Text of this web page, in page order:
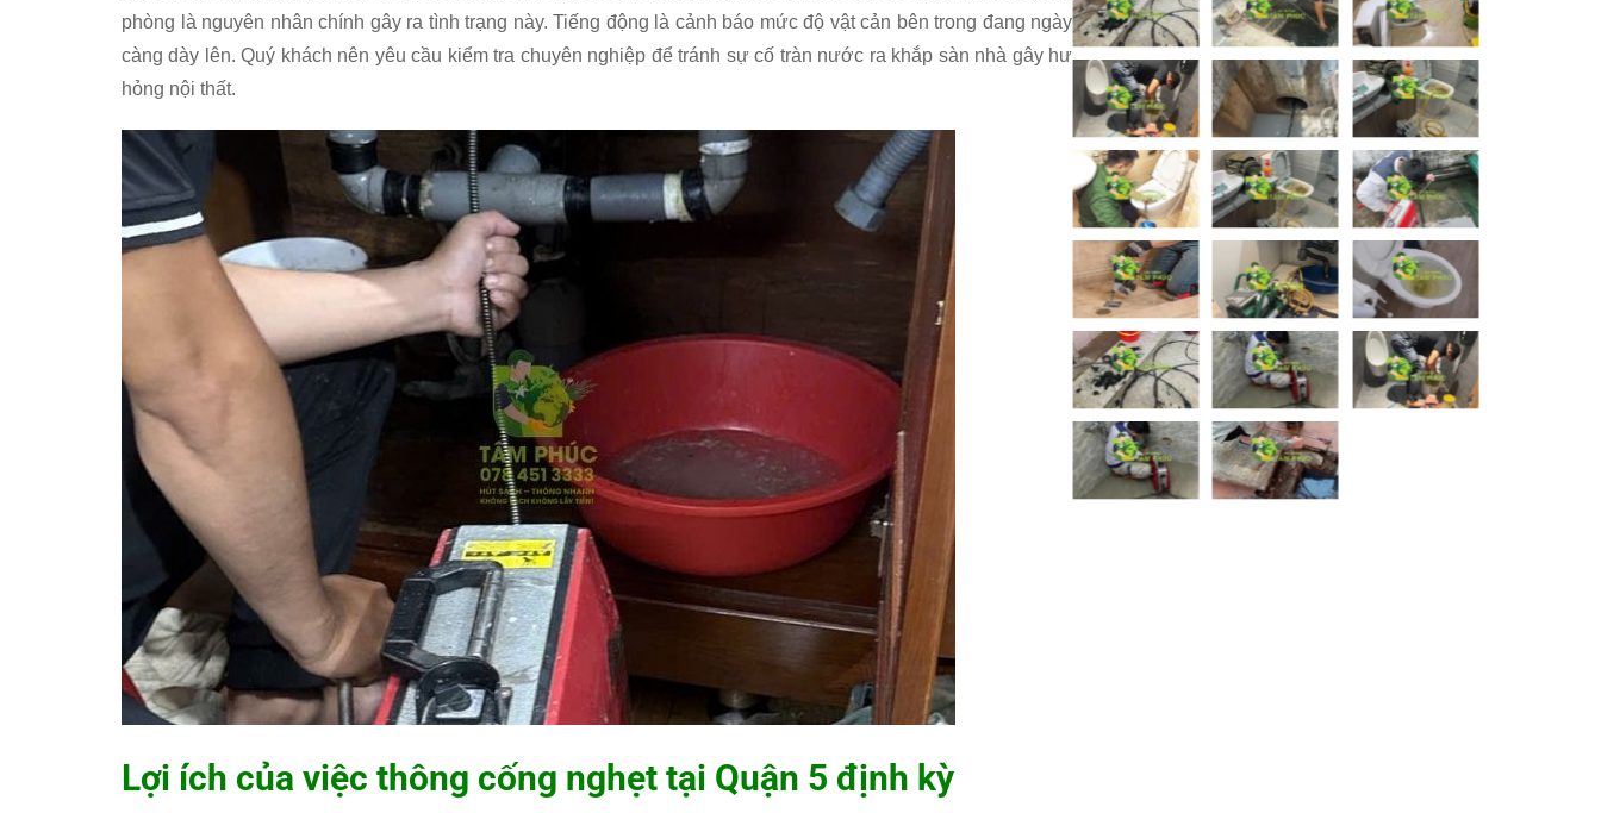
phòng là nguyên nhân chính gây ra tình trạng này. Tiếng động là cảnh báo mức độ vật cản bên trong đang ngày
càng dày lên. Quý khách nên yêu cầu kiểm tra chuyên nghiệp để tránh sự cố tràn nước ra khắp sàn nhà gây hư
hỏng nội thất.
Lợi ích của việc thông cống nghẹt tại Quận 5 định kỳ